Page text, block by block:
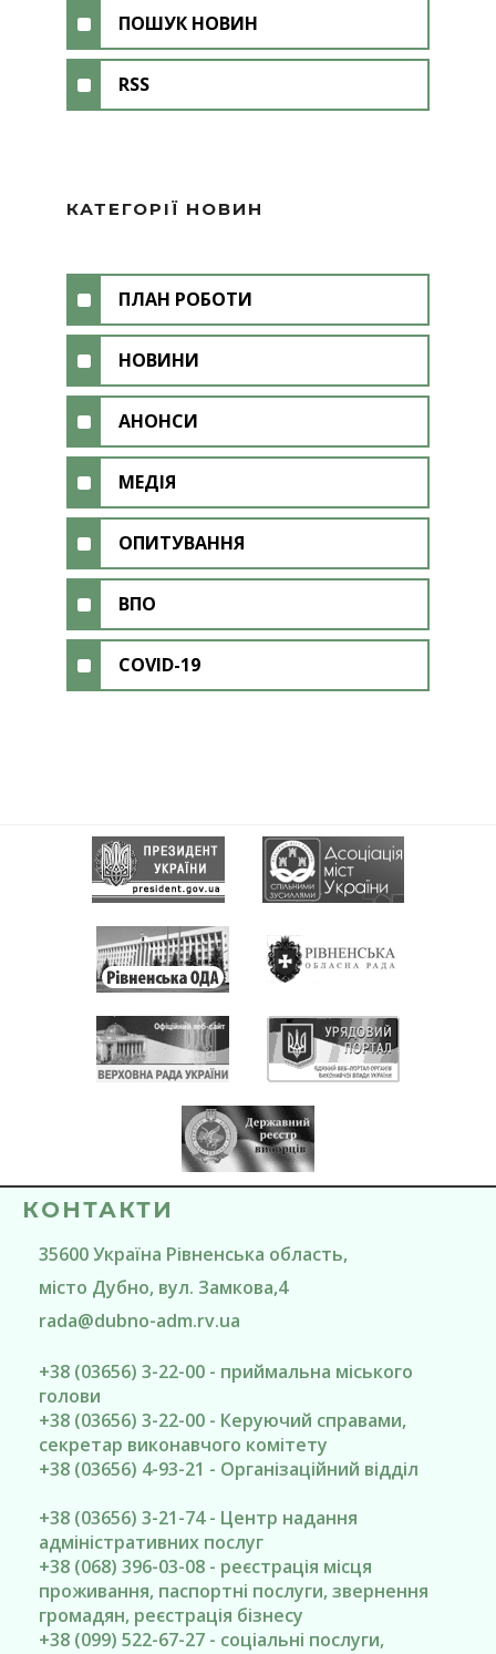
ПОШУК НОВИН
RSS
КАТЕГОРІЇ НОВИН
ПЛАН РОБОТИ
НОВИНИ
АНОНСИ
МЕДІЯ
ОПИТУВАННЯ
ВПО
COVID-19
КОНТАКТИ
35600Україна Рівненська область,
місто Дубно, вул. Замкова,4
rada@dubno-adm.rv.ua
+38 (03656) 3-22-00 - приймальна міського
голови
+38 (03656) 3-22-00 - Керуючий справами,
секретар виконавчого комітету
+38 (03656) 4-93-21 - Організаційний відділ
+38 (03656) 3-21-74 - Центр надання
адміністративних послуг
+38 (068) 396-03-08 - реєстрація місця
проживання, паспортні послуги, звернення
громадян, реєстрація бізнесу
+38 (099) 522-67-27 - соціальні послуги,